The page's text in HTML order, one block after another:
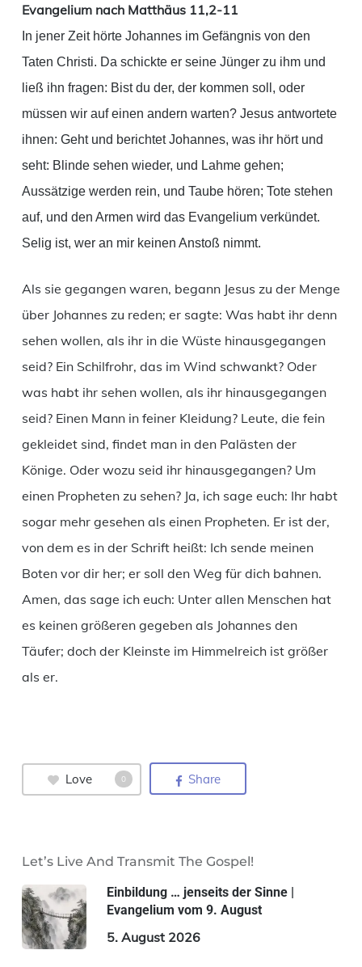
Evangelium nach Matthäus 11,2-11
In jener Zeit hörte Johannes im Gefängnis von den
Taten Christi. Da schickte er seine Jünger zu ihm und
ließ ihn fragen: Bist du der, der kommen soll, oder
müssen wir auf einen andern warten? Jesus antwortete
ihnen: Geht und berichtet Johannes, was ihr hört und
seht: Blinde sehen wieder, und Lahme gehen;
Aussätzige werden rein, und Taube hören; Tote stehen
auf, und den Armen wird das Evangelium verkündet.
Selig ist, wer an mir keinen Anstoß nimmt.
Als sie gegangen waren, begann Jesus zu der Menge
über Johannes zu reden; er sagte: Was habt ihr denn
sehen wollen, als ihr in die Wüste hinausgegangen
seid? Ein Schilfrohr, das im Wind schwankt? Oder
was habt ihr sehen wollen, als ihr hinausgegangen
seid? Einen Mann in feiner Kleidung? Leute, die fein
gekleidet sind, findet man in den Palästen der
Könige. Oder wozu seid ihr hinausgegangen? Um
einen Propheten zu sehen? Ja, ich sage euch: Ihr habt
sogar mehr gesehen als einen Propheten. Er ist der,
von dem es in der Schrift heißt: Ich sende meinen
Boten vor dir her; er soll den Weg für dich bahnen.
Amen, das sage ich euch: Unter allen Menschen hat
es keinen größeren gegeben als Johannes den
Täufer; doch der Kleinste im Himmelreich ist größer
als er.
Love 0 Share
Let’s Live And Transmit The Gospel!
Einbildung … jenseits der Sinne |
Evangelium vom 9. August
5. August 2026